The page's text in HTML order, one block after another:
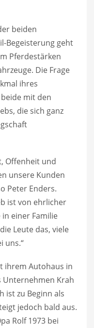
beiden
Begeisterung geht
Pferdestärken
Die Frage
ihres
mit den
die sich ganz
Offenheit und
unsere Kunden
Peter Enders.
ist von ehrlicher
einer Familie
Leute das, viele
uns.“
ihrem Autohaus in
Unternehmen Krah
ist zu Beginn als
jedoch bald aus.
Rolf 1973 bei